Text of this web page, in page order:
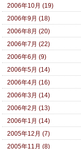
2006年10月 (19)
2006年9月 (18)
2006年8月 (20)
2006年7月 (22)
2006年6月 (9)
2006年5月 (14)
2006年4月 (16)
2006年3月 (14)
2006年2月 (13)
2006年1月 (14)
2005年12月 (7)
2005年11月 (8)